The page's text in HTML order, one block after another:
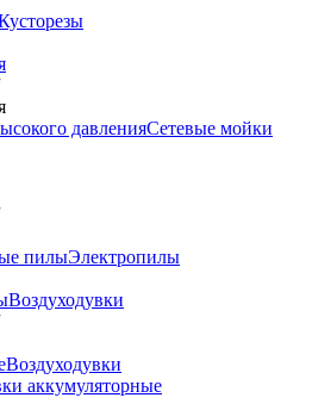
давленияСетевые мойки
пилыЭлектропилы
Воздуходувки
Воздуходувки
аккумуляторные